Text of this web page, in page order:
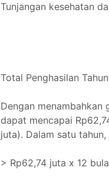
Tunjangan kesehatan
Total Penghasilan
Dengan menambahkan
dapat mencapai
juta). Dalam satu
> Rp62,74 juta x 12